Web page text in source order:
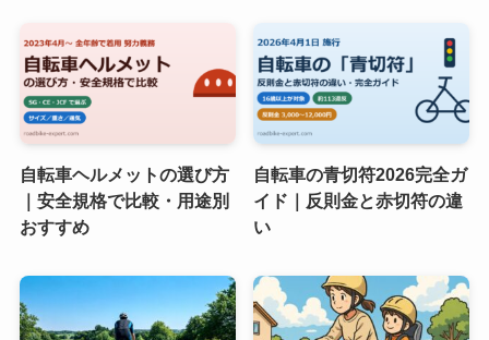
自転車ヘルメットの選び方
｜安全規格で比較・用途別
おすすめ
自転車の青切符2026完全ガ
イド｜反則金と赤切符の違
い